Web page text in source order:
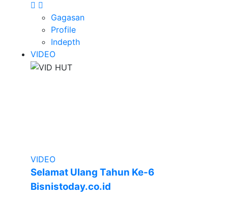
Gagasan
Profile
Indepth
VIDEO
VIDEO
Selamat Ulang Tahun Ke-6
Bisnistoday.co.id